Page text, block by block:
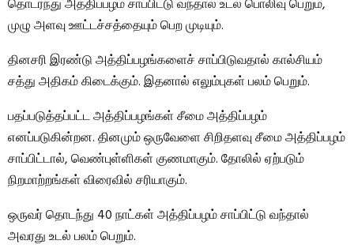
தொடர்ந்து அத்திப்பழம் சாப்பிட்டு வந்தால் உடல் பொலிவு பெறும்,
முழு அளவு ஊட்டச்சத்தையும் பெற முடியும்.
தினசரி இரண்டு அத்திப்பழங்களைச் சாப்பிடுவதால் கால்சியம்
சத்து அதிகம் கிடைக்கும். இதனால் எலும்புகள் பலம் பெறும்.
பதப்படுத்தப்பட்ட அத்திப்பழங்கள் சீமை அத்திப்பழம்
எனப்படுகின்றன. தினமும் ஒருவேளை சிறிதளவு சீமை அத்திப்பழம்
சாப்பிட்டால், வெண்புள்ளிகள் குணமாகும். தோலில் ஏற்படும்
நிறமாற்றங்கள் விரைவில் சரியாகும்.
ஒருவர் தொடந்து 40 நாட்கள் அத்திப்பழம் சாப்பிட்டு வந்தால்
அவரது உடல் பலம் பெறும்.